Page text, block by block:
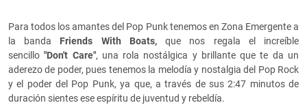
Para todos los amantes del Pop Punk tenemos en Zona Emergente a
la banda Friends With Boats,que nos regala el increíble
sencillo "Don't Care", una rola nostálgica y brillante que te da un
aderezo de poder, pues tenemos la melodía y nostalgia del Pop Rock
y el poder del Pop Punk, ya que, a través de sus 2:47 minutos de
duración sientes ese espíritu de juventud y rebeldía.